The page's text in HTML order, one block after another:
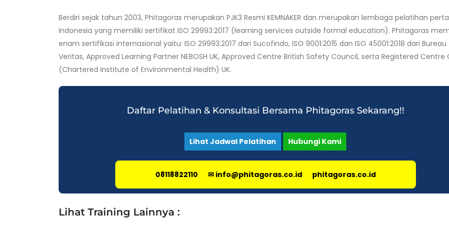
Berdiri sejak tahun 2003, Phitagoras merupakan PJK3 Resmi KEMNAKER dan merupakan lembaga pelatihan
Indonesia yang memiliki sertifikat ISO 29993:2017 (learning services outside formal education). Phitagoras
enam sertifikasi internasional yaitu: ISO 29993:2017 dari Sucofindo, ISO 9001:2015 dan ISO 45001:2018 dari Bureau
Veritas, Approved Learning Partner NEBOSH UK, Approved Centre British Safety Council, serta Registered Centre
(Chartered Institute of Environmental Health) UK.
Daftar Pelatihan & Konsultasi Bersama Phitagoras Sekarang!!
Lihat Jadwal Pelatihan Hubungi Kami
08118822110 ✉ info@phitagoras.co.id phitagoras.co.id
Lihat Training Lainnya :